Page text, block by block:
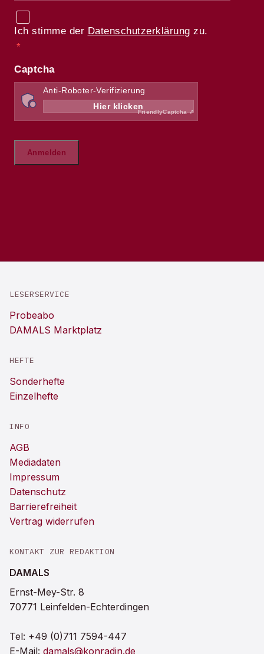
LESERSERVICE
Probeabo
DAMALS Marktplatz
HEFTE
Sonderhefte
Einzelhefte
INFO
AGB
Mediadaten
Impressum
Datenschutz
Barrierefreiheit
Vertrag widerrufen
KONTAKT ZUR REDAKTION
DAMALS
Ernst-Mey-Str. 8
70771 Leinfelden-Echterdingen
Tel: +49 (0)711 7594-447
E-Mail: damals@konradin.de